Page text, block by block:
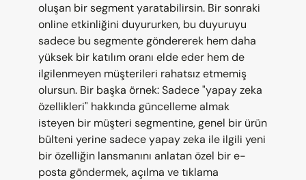
oluşan bir segment yaratabilirsin. Bir sonraki
online etkinliğini duyururken, bu duyuruyu
sadece bu segmente göndererek hem daha
yüksek bir katılım oranı elde eder hem de
ilgilenmeyen müşterileri rahatsız etmemiş
olursun. Bir başka örnek: Sadece "yapay zeka
özellikleri" hakkında güncelleme almak
isteyen bir müşteri segmentine, genel bir ürün
bülteni yerine sadece yapay zeka ile ilgili yeni
bir özelliğin lansmanını anlatan özel bir e-
posta göndermek, açılma ve tıklama